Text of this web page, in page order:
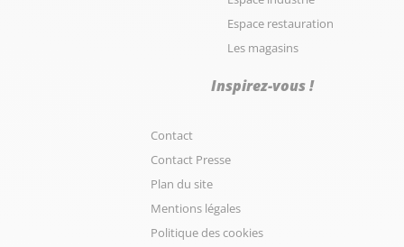
Espace restauration
Les magasins
Inspirez-vous !
Contact
Contact Presse
Plan du site
Mentions légales
Politique des cookies